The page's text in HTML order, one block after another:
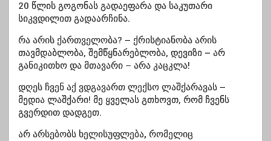
20 წლის გოგონას გადაეფარა და საკუთარი
სიკვდილით გადაარჩინა.
რა არის ქართველობა? – ქრისტიანობა არის
თავმდაბლობა, შემწყნარებლობა, დევიზი – არ
განიკითხო და მთავარი – არა კაცკლა!
დღეს ჩვენ აქ ვდგავართ ლექსო ლაშქარავას –
მედია ლაშქარი! მე ყველას გთხოვთ, რომ ჩვენს
გვერდით დადგეთ.
არ არსებობს ხელისუფლება, რომელიც